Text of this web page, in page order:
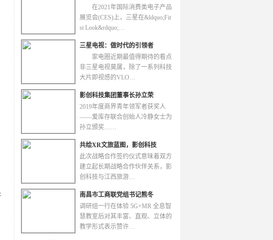
在2021年国际消费类电子产品
展览会(CES)上，三星在&ldquo;Fir
st Look&rdquo;…
三星电视：做时代的引领者
家电圈近期最值得期待的看点
非三星电视莫属，除了一系列科技
大片即视感的VLO…
影创科技集团董事长孙立荣
2019年度商界青年领军者获奖人
——爱库存联合创始人冷静女士为
孙立颁奖....…
共绘XR文旅蓝图，影创科技
此次战略合作签约仪式意味着双方
建立起长期战略合作伙伴关系，影
创科技与江西旅游…
南昌市工商联党组书记熊冬
调研组一行在体验 5G+MR 全息智
慧教室后对其丰富、直观、立体的
教学形式表示赞许…